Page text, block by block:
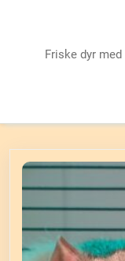
Friske dyr